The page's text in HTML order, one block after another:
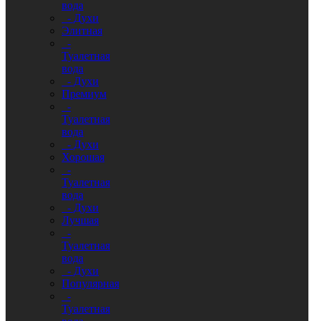
вода
- Духи
Элитная
-
Туалетная
вода
- Духи
Премиум
-
Туалетная
вода
- Духи
Хорошая
-
Туалетная
вода
- Духи
Лучшая
-
Туалетная
вода
- Духи
Популярная
-
Туалетная